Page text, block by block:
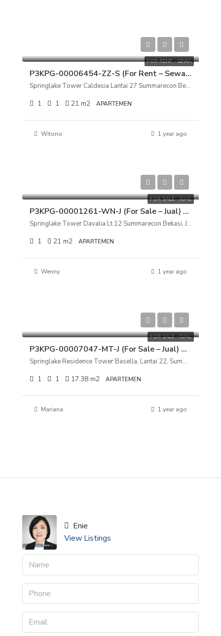
FOR RENT - SEWA
P3KPG-00006454-ZZ-S (For Rent – Sewa) Apartemen Springlake Tower Caldesia Lantai 27 Summarecon Bekasi, Bekasi, Jawa Barat
Springlake Tower Caldesia Lantai 27 Summarecon Bekasi, Bekasi, Jawa Barat
1 1 21 m2 APARTEMEN
Witono 1 year ago
FOR SALE - JUAL
P3KPG-00001261-WN-J (For Sale – Jual) Apartemen Springlake Tower Davalia Lt.12 Summarecon Bekasi, Jawa Barat
Springlake Tower Davalia Lt.12 Summarecon Bekasi, Jawa Barat
1 21 m2 APARTEMEN
Wenny 1 year ago
FOR SALE - JUAL
P3KPG-00007047-MT-J (For Sale – Jual) Apartemen Springlake Residence Tower Basella, Lantai 22, Summarecon Bekasi, Bekasi, Jawa Barat
Springlake Residence Tower Basella, Lantai 22, Summarecon Bekasi, Bekasi, Jawa Barat
1 1 17.38 m2 APARTEMEN
Mariana 1 year ago
Enie
View Listings